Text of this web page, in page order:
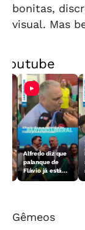
bonitas,
visual. Mas
Alfredo diz que
palanque de
Flávio já está
formado
Gêmeos